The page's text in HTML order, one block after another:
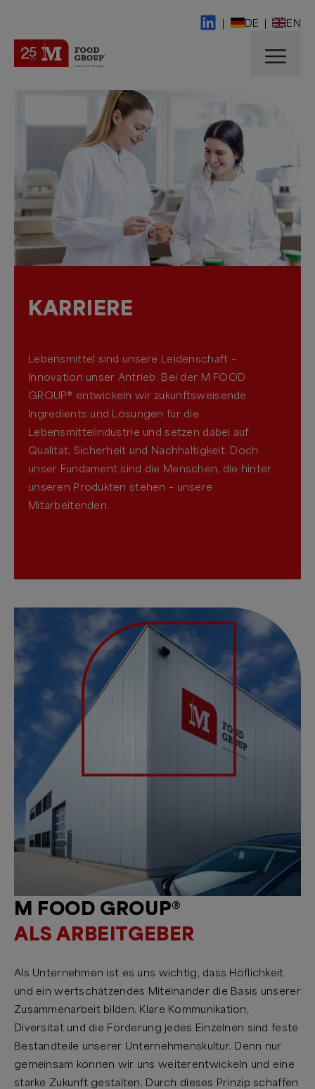
| DE | EN
KARRIERE
Lebensmittel sind unsere Leidenschaft –
Innovation unser Antrieb. Bei der M FOOD
GROUP® entwickeln wir zukunftsweisende
Ingredients und Lösungen für die
Lebensmittelindustrie und setzen dabei auf
Qualität, Sicherheit und Nachhaltigkeit. Doch
unser Fundament sind die Menschen, die hinter
unseren Produkten stehen – unsere
Mitarbeitenden.
M FOOD GROUP®
ALS ARBEITGEBER
Als Unternehmen ist es uns wichtig, dass Höflichkeit
und ein wertschätzendes Miteinander die Basis unserer
Zusammenarbeit bilden. Klare Kommunikation,
Diversität und die Förderung jedes Einzelnen sind feste
Bestandteile unserer Unternehmenskultur. Denn nur
gemeinsam können wir uns weiterentwickeln und eine
starke Zukunft gestalten. Durch dieses Prinzip schaffen